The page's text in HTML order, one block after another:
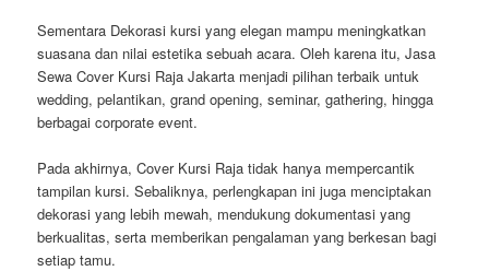
Sementara Dekorasi kursi yang elegan mampu meningkatkan
suasana dan nilai estetika sebuah acara. Oleh karena itu, Jasa
Sewa Cover Kursi Raja Jakarta menjadi pilihan terbaik untuk
wedding, pelantikan, grand opening, seminar, gathering, hingga
berbagai corporate event.
Pada akhirnya, Cover Kursi Raja tidak hanya mempercantik
tampilan kursi. Sebaliknya, perlengkapan ini juga menciptakan
dekorasi yang lebih mewah, mendukung dokumentasi yang
berkualitas, serta memberikan pengalaman yang berkesan bagi
setiap tamu.